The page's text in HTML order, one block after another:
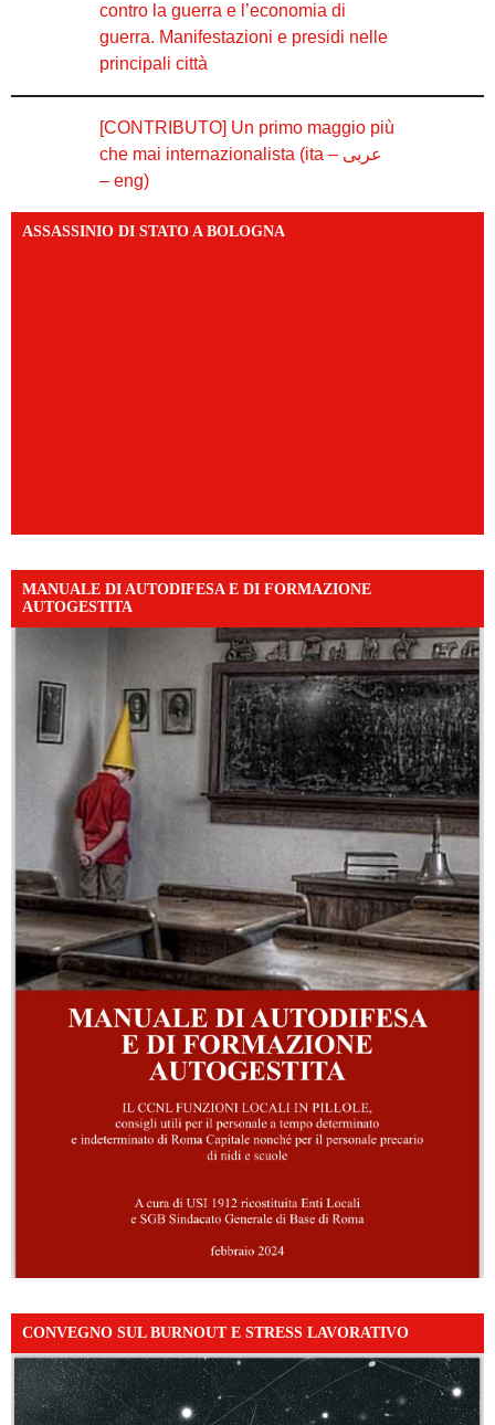
contro la guerra e l’economia di
guerra. Manifestazioni e presidi nelle
principali città
[CONTRIBUTO] Un primo maggio più
che mai internazionalista (ita – عربى
– eng)
ASSASSINIO DI STATO A BOLOGNA
MANUALE DI AUTODIFESA E DI FORMAZIONE
AUTOGESTITA
CONVEGNO SUL BURNOUT E STRESS LAVORATIVO